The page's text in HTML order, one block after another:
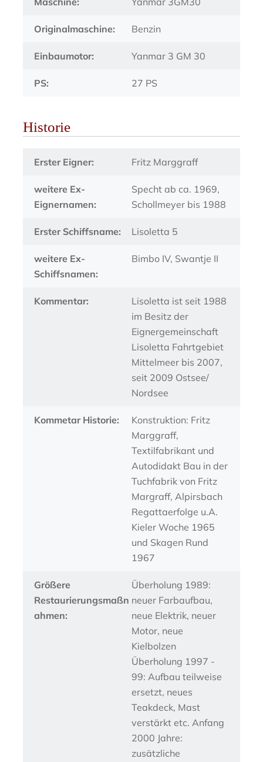
Originalmaschine: Benzin
Einbaumotor: Yanmar 3 GM 30
PS: 27 PS
Historie
Erster Eigner: Fritz Marggraff
weitere Ex-
Eignernamen:
Specht ab ca. 1969,
Schollmeyer bis 1988
Erster Schiffsname: Lisoletta 5
weitere Ex-
Schiffsnamen:
Bimbo IV, Swantje II
Kommentar:
Lisoletta ist seit 1988
im Besitz der
Eignergemeinschaft
Lisoletta Fahrtgebiet
Mittelmeer bis 2007,
seit 2009 Ostsee/
Nordsee
Kommetar Historie:
Konstruktion: Fritz
Marggraff,
Textilfabrikant und
Autodidakt Bau in der
Tuchfabrik von Fritz
Margraff, Alpirsbach
Regattaerfolge u.A.
Kieler Woche 1965
und Skagen Rund
1967
Größere
Restaurierungsmaßn
ahmen:
Überholung 1989:
neuer Farbaufbau,
neue Elektrik, neuer
Motor, neue
Kielbolzen
Überholung 1997 -
99: Aufbau teilweise
ersetzt, neues
Teakdeck, Mast
verstärkt etc. Anfang
2000 Jahre:
zusätzliche